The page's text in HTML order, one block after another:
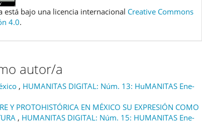
está bajo una licencia internacional Creative Commons
4.0.
autor/a
, HUMANITAS DIGITAL: Núm. 13: HuMANITAS Ene-
Y PROTOHISTÓRICA EN MÉXICO SU EXPRESIÓN COMO
, HUMANITAS DIGITAL: Núm. 15: HUMANITAS Ene-